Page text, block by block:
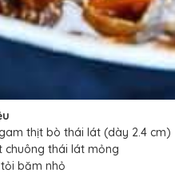
thịt bò thái lát (dày 2.4 cm)
chuông thái lát mỏng
băm nhỏ